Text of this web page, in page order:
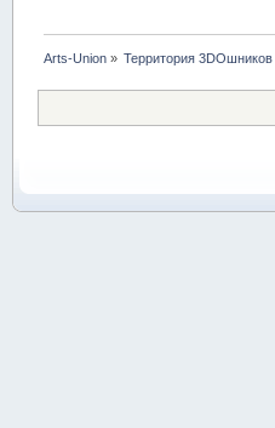
Arts-Union » Территория 3DOшников